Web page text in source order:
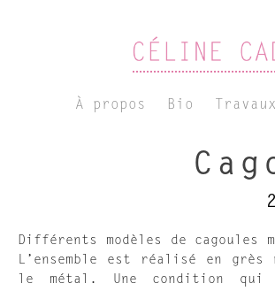
À propos Bio Travaux
Différents modèles de cagoules
L’ensemble est réalisé en
le métal. Une condition